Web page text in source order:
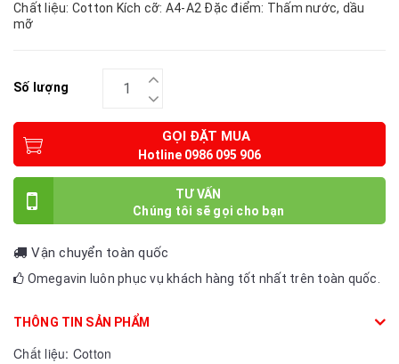
Chất liệu: Cotton Kích cỡ: A4-A2 Đặc điểm: Thấm nước, dầu
mỡ
Số lượng
GỌI ĐẶT MUA
TƯ VẤN
Vận chuyển toàn quốc
Omegavin luôn phục vụ khách hàng tốt nhất trên toàn quốc.
THÔNG TIN SẢN PHẨM
Chất liệu: Cotton